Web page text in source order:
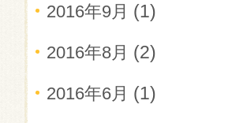
2016年9月 (1)
2016年8月 (2)
2016年6月 (1)